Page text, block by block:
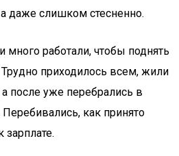
даже слишком стесненно.
много работали, чтобы поднять
Трудно приходилось всем, жили
после уже перебрались в
как принято
зарплате.